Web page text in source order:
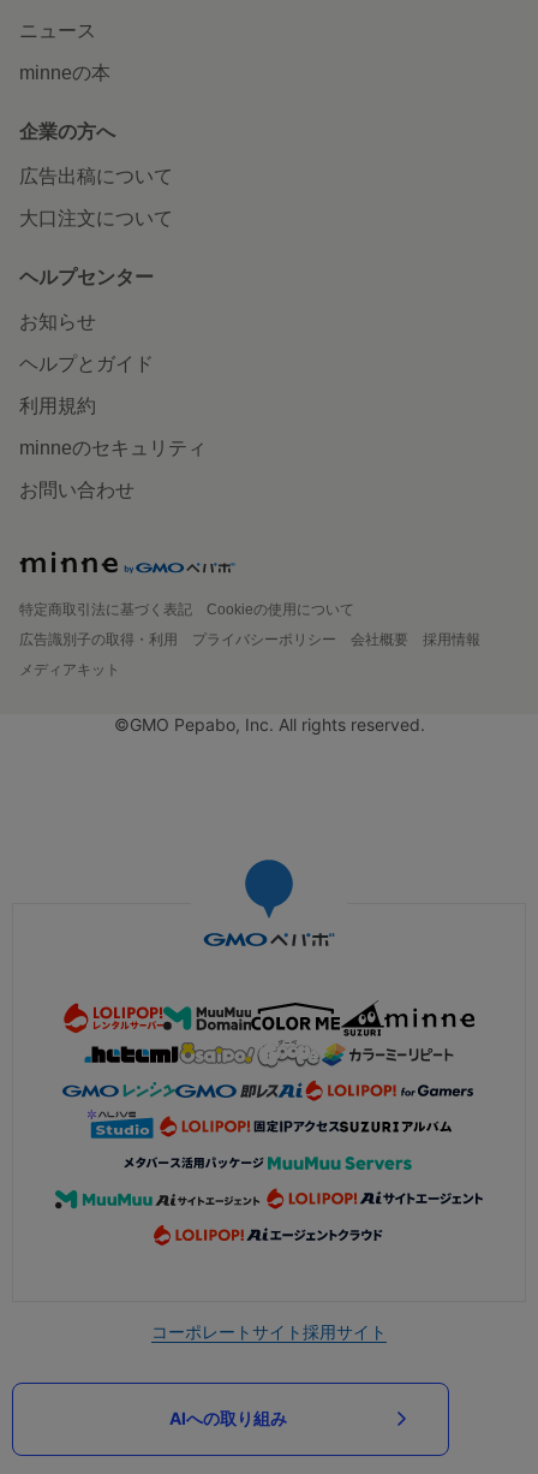
ニュース
minneの本
企業の方へ
広告出稿について
大口注文について
ヘルプセンター
お知らせ
ヘルプとガイド
利用規約
minneのセキュリティ
お問い合わせ
特定商取引法に基づく表記
Cookieの使用について
広告識別子の取得・利用
プライバシーポリシー 会社概要
採用情報
メディアキット
©GMO Pepabo, Inc. All rights reserved.
コーポレートサイト採用サイト
AIへの取り組み